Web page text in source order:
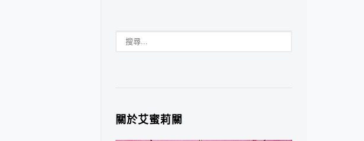
關於艾蜜莉關